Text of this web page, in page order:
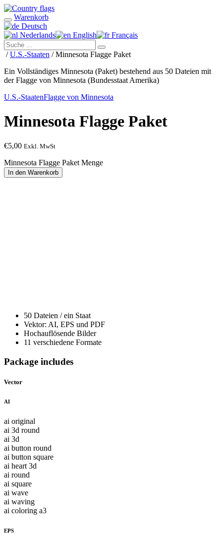
Warenkorb
Deutsch
Nederlands
English Français
/U.S.-Staaten / Minnesota Flagge Paket
Ein Vollständiges Minnesota (Paket) bestehend aus 50 Dateien mit
der Flagge von Minnesota (Bundesstaat Amerika)
U.S.-StaatenFlagge von Minnesota
Minnesota Flagge Paket
€5,00 Exkl. MwSt
Minnesota Flagge Paket Menge
In den Warenkorb
50 Dateien / ein Staat
Vektor: AI, EPS und PDF
Hochauflösende Bilder
11 verschiedene Formate
Package includes
Vector
AI
ai original
ai 3d round
ai 3d
ai button round
ai button square
ai heart 3d
ai round
ai square
ai wave
ai waving
ai coloring a3
EPS